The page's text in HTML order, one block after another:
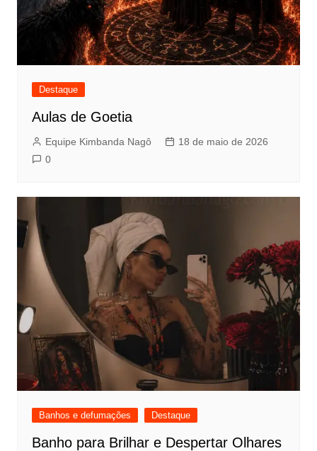
Destaque
Aulas de Goetia
Equipe Kimbanda Nagô
18 de maio de 2026
0
Banhos e defumações Destaque
Banho para Brilhar e Despertar Olhares